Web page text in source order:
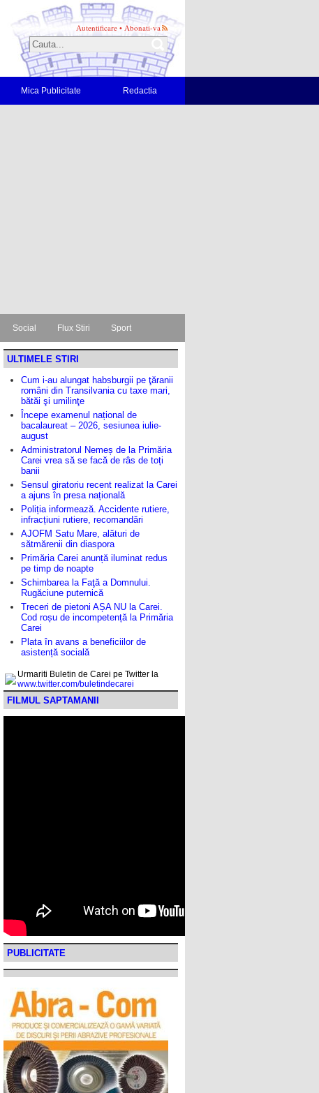
Autentificare • Abonati-va
Mica Publicitate Redactia
Social Flux Stiri Sport
ULTIMELE STIRI
Cum i-au alungat habsburgii pe ţăranii
români din Transilvania cu taxe mari,
bătăi şi umilinţe
Începe examenul național de
bacalaureat – 2026, sesiunea iulie-
august
Administratorul Nemeș de la Primăria
Carei vrea să se facă de râs de toți
banii
Sensul giratoriu recent realizat la Carei
a ajuns în presa națională
Poliția informează. Accidente rutiere,
infracțiuni rutiere, recomandări
AJOFM Satu Mare, alături de
sătmărenii din diaspora
Primăria Carei anunță iluminat redus
pe timp de noapte
Schimbarea la Faţă a Domnului.
Rugăciune puternică
Treceri de pietoni AȘA NU la Carei.
Cod roșu de incompetență la Primăria
Carei
Plata în avans a beneficiilor de
asistență socială
Urmariti Buletin de Carei pe Twitter la
www.twitter.com/buletindecarei
FILMUL SAPTAMANII
PUBLICITATE